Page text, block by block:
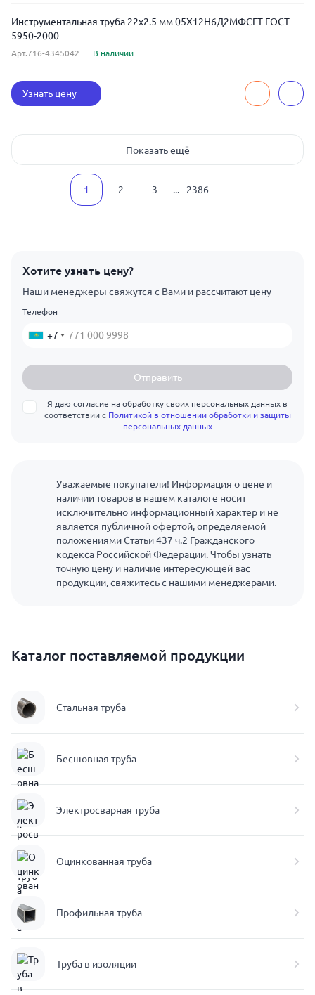
Инструментальная труба 22x2.5 мм 05Х12Н6Д2МФСГТ ГОСТ
5950-2000
Арт.716-4345042 В наличии
Узнать цену
Показать ещё
1 2 3 ... 2386
Хотите узнать цену?
Наши менеджеры свяжутся с Вами и рассчитают цену
Телефон
+7
Отправить
Я даю согласие на обработку своих персональных данных в
соответствии с Политикой в отношении обработки и защиты
персональных данных
Уважаемые покупатели! Информация о цене и
наличии товаров в нашем каталоге носит
исключительно информационный характер и не
является публичной офертой, определяемой
положениями Статьи 437 ч.2 Гражданского
кодекса Российской Федерации. Чтобы узнать
точную цену и наличие интересующей вас
продукции, свяжитесь с нашими менеджерами.
Каталог поставляемой продукции
Стальная труба
Бесшовная труба
Электросварная труба
Оцинкованная труба
Профильная труба
Труба в изоляции